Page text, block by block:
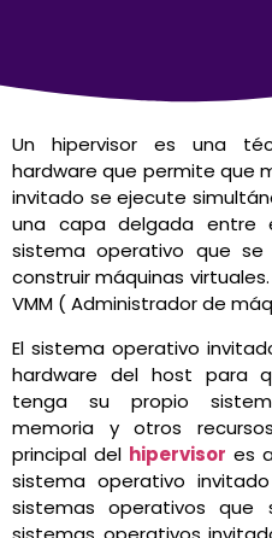
Un hipervisor es una
hardware que permite que
invitado se ejecute
una capa delgada
sistema operativo que se
construir máquinas
VMM ( Administrador de
El sistema operativo
hardware del host para
tenga su propio
memoria y otros
principal del hipervisor es
sistema operativo
sistemas operativos que